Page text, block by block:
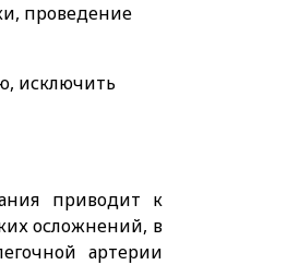
проведение
исключить
приводит к
осложнений, в
артерии